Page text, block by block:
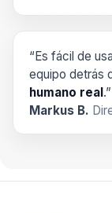
“Es fácil de
equipo detrás
humano real.”
Markus B.